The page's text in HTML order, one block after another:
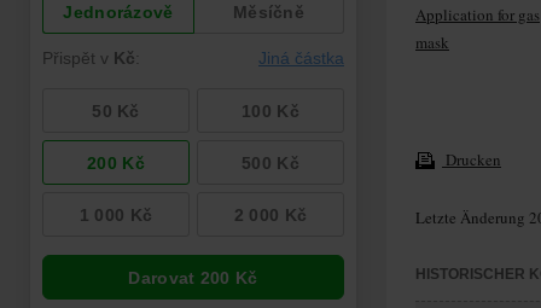
Application for gas
mask
Drucken
Letzte Änderung
HISTORISCHER